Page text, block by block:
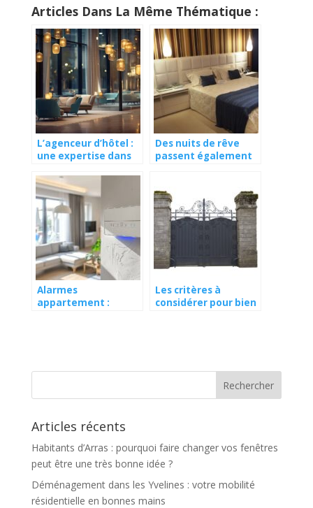
Articles Dans La Même Thématique :
L’agenceur d’hôtel :
une expertise dans
prestige et la
fabrication de
meubles sur mesure
Des nuits de rêve
passent également
Alarmes
appartement :
Les critères à
considérer pour bien
Articles récents
Habitants d’Arras : pourquoi faire changer vos fenêtres
peut être une très bonne idée ?
Déménagement dans les Yvelines : votre mobilité
résidentielle en bonnes mains